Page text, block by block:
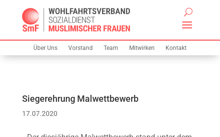
Über Uns Vorstand Team Mitwirken Kontakt
Siegerehrung Malwettbewerb
17.07.2020